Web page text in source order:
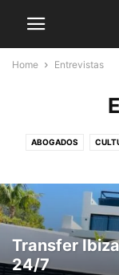
Home Entrevistas
ABOGADOS
LIFESTYLE
Transfer
24/7